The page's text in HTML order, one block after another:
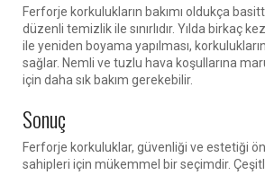
Ferforje korkulukların bakımı oldukça
düzenli temizlik ile sınırlıdır. Yılda birkaç
ile yeniden boyama yapılması,
sağlar. Nemli ve tuzlu hava koşullarına
için daha sık bakım gerekebilir.
Sonuç
Ferforje korkuluklar, güvenliği ve estetiği
sahipleri için mükemmel bir seçimdir.